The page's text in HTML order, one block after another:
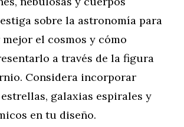
sobre la astronomía para
el cosmos y cómo
a través de la figura
Considera incorporar
galaxias espirales y
en tu diseño.